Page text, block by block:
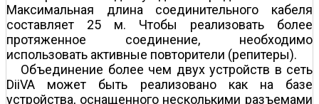
Максимальная длина соединительного кабеля
составляет 25 м. Чтобы реализовать более
протяженное соединение, необходимо
использовать активные повторители (репитеры).
Объединение более чем двух устройств в сеть
DiiVA может быть реализовано как на базе
устройства, оснащенного несколькими разъемами